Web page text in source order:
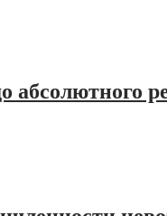
абсолютного